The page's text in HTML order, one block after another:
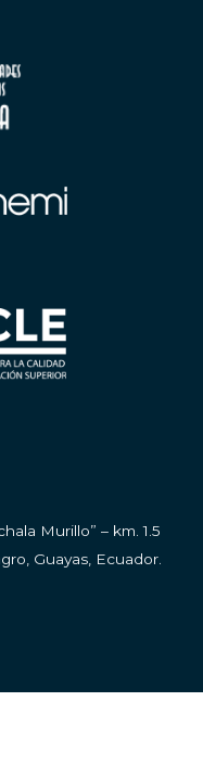
Murillo” – km. 1.5
Guayas, Ecuador.